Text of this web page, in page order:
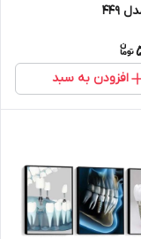
افزودن به سبد